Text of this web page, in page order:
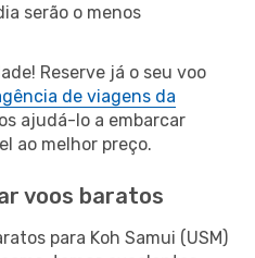
serão o menos
Reserve já o seu voo
de viagens da
ajudá-lo a embarcar
ao melhor preço.
voos baratos
para Koh Samui (USM)